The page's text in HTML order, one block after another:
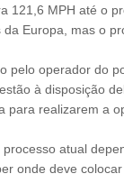
121,6 MPH até o
Europa, mas o
pelo operador do
à disposição
para realizarem a
atual
onde deve